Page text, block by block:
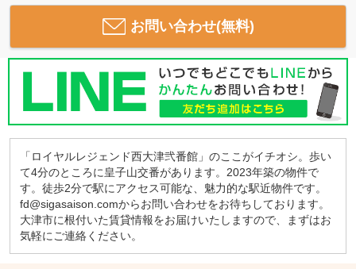
お問い合わせ(無料)
「ロイヤルレジェンド西大津弐番館」のここがイチオシ。歩い
て4分のところに皇子山交番があります。2023年築の物件で
す。徒歩2分で駅にアクセス可能な、魅力的な駅近物件です。
fd@sigasaison.comからお問い合わせをお待ちしております。
大津市に根付いた賃貸情報をお届けいたしますので、まずはお
気軽にご連絡ください。